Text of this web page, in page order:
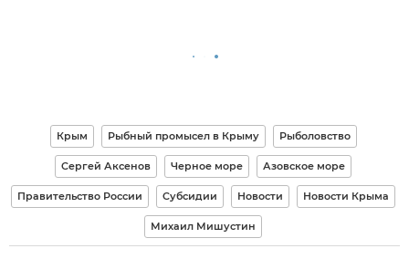
Крым Рыбный промысел в Крыму Рыболовство
Сергей Аксенов Черное море Азовское море
Правительство России Субсидии Новости Новости Крыма
Михаил Мишустин